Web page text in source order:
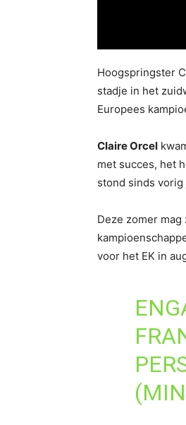
Hoogspringster
stadje in het
Europees
Claire Orcel
met succes, het
stond sinds
Deze zomer
voor het EK in